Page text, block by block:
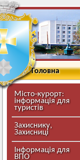
Головна
Місто-курорт:
інформація для
туристів
Захиснику,
Захисниці
Інформація для
ВПО